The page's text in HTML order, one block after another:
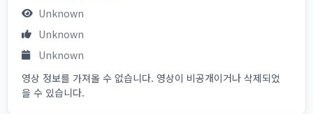
Unknown
Unknown
Unknown
영상 정보를 가져올 수 없습니다. 영상이 비공개이거나 삭제되었
을 수 있습니다.